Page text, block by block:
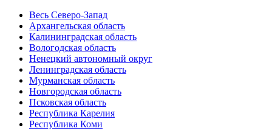
Весь Северо-Запад
Архангельская область
Калининградская область
Вологодская область
Ненецкий автономный округ
Ленинградская область
Мурманская область
Новгородская область
Псковская область
Республика Карелия
Республика Коми